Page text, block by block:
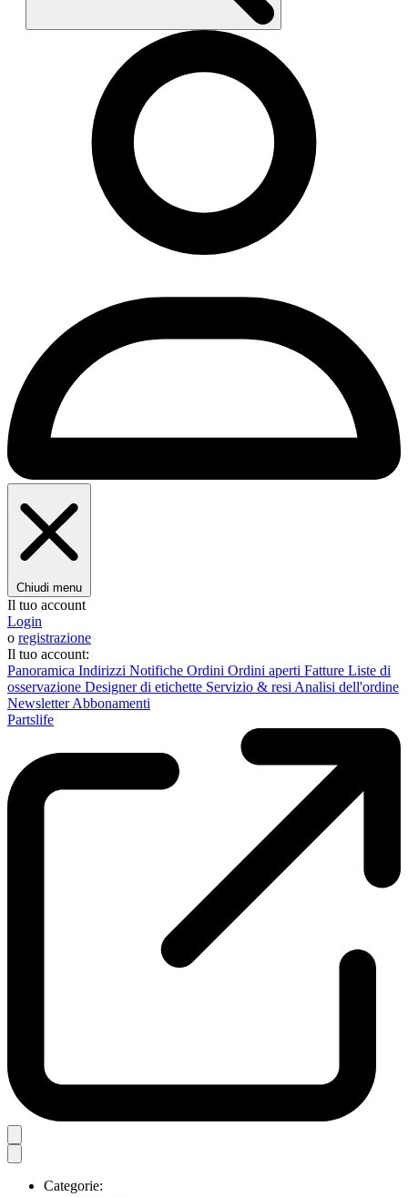
Chiudi menu
Il tuo account
Login
o registrazione
Il tuo account:
Panoramica Indirizzi Notifiche Ordini Ordini aperti Fatture Liste di
osservazione Designer di etichette Servizio & resi Analisi dell'ordine
NewsletterAbbonamenti
Partslife
Categorie: